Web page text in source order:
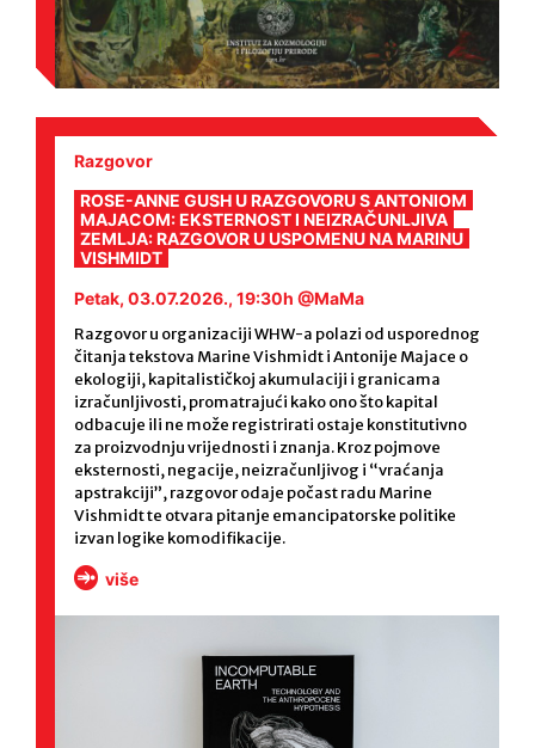
Razgovor
ROSE-ANNE GUSH U RAZGOVORU S ANTONIOM
MAJACOM: EKSTERNOST I NEIZRAČUNLJIVA
ZEMLJA: RAZGOVOR U USPOMENU NA MARINU
VISHMIDT
Petak, 03.07.2026., 19:30h @MaMa
Razgovor u organizaciji WHW-a polazi od usporednog
čitanja tekstova Marine Vishmidt i Antonije Majace o
ekologiji, kapitalističkoj akumulaciji i granicama
izračunljivosti, promatrajući kako ono što kapital
odbacuje ili ne može registrirati ostaje konstitutivno
za proizvodnju vrijednosti i znanja. Kroz pojmove
eksternosti, negacije, neizračunljivog i “vraćanja
apstrakciji”, razgovor odaje počast radu Marine
Vishmidt te otvara pitanje emancipatorske politike
izvan logike komodifikacije.
više